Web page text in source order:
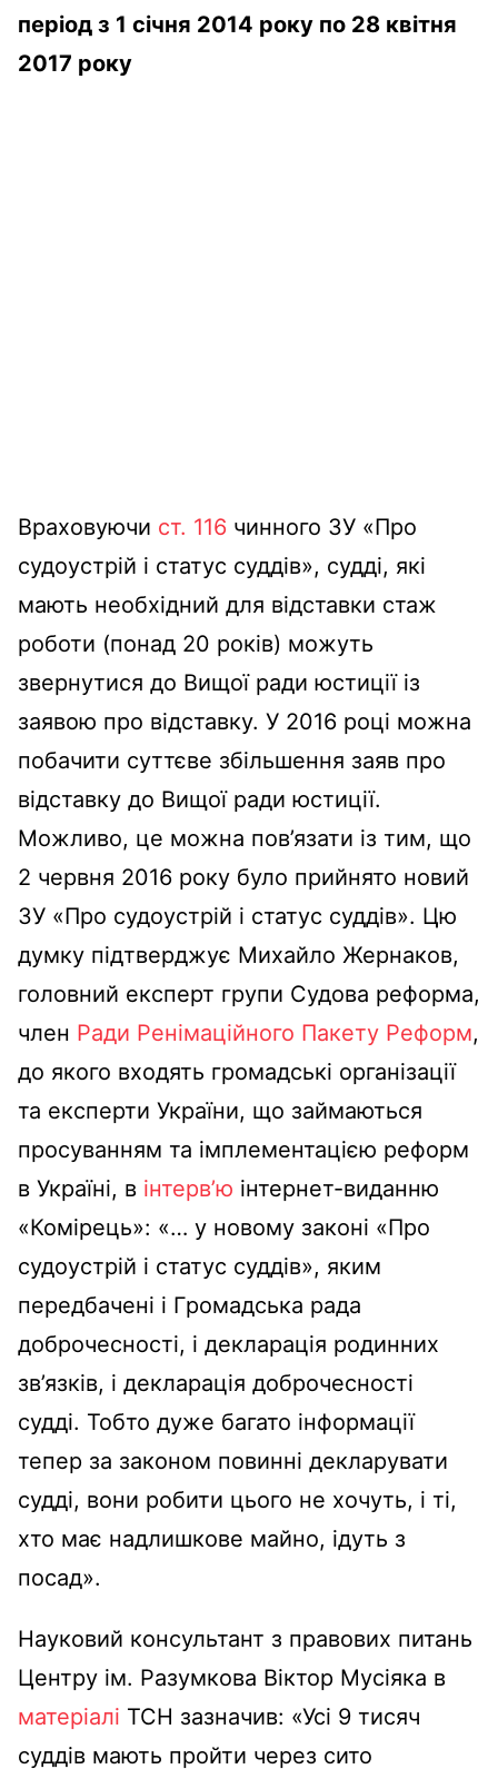
період з 1 січня 2014 року по 28 квітня
2017 року
Враховуючи ст. 116 чинного ЗУ «Про
судоустрій і статус суддів», судді, які
мають необхідний для відставки стаж
роботи (понад 20 років) можуть
звернутися до Вищої ради юстиції із
заявою про відставку. У 2016 році можна
побачити суттєве збільшення заяв про
відставку до Вищої ради юстиції.
Можливо, це можна пов’язати із тим, що
2 червня 2016 року було прийнято новий
ЗУ «Про судоустрій і статус суддів». Цю
думку підтверджує Михайло Жернаков,
головний експерт групи Судова реформа,
член Ради Ренімаційного Пакету Реформ,
до якого входять громадські організації
та експерти України, що займаються
просуванням та імплементацією реформ
в Україні, в інтерв’ю інтернет-виданню
«Комірець»: «… у новому законі «Про
судоустрій і статус суддів», яким
передбачені і Громадська рада
доброчесності, і декларація родинних
зв’язків, і декларація доброчесності
судді. Тобто дуже багато інформації
тепер за законом повинні декларувати
судді, вони робити цього не хочуть, і ті,
хто має надлишкове майно, ідуть з
посад».
Науковий консультант з правових питань
Центру ім. Разумкова Віктор Мусіяка в
матеріалі ТСН зазначив: «Усі 9 тисяч
суддів мають пройти через сито